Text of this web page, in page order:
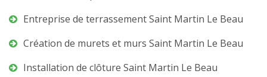
Entreprise de terrassement Saint Martin Le Beau
Création de murets et murs Saint Martin Le Beau
Installation de clôture Saint Martin Le Beau